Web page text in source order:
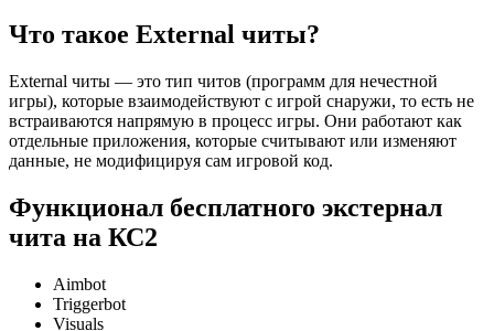
Что такое External читы?
External читы — это тип читов (программ для нечестной
игры), которые взаимодействуют с игрой снаружи, то есть не
встраиваются напрямую в процесс игры. Они работают как
отдельные приложения, которые считывают или изменяют
данные, не модифицируя сам игровой код.
Функционал бесплатного экстернал
чита на КС2
Aimbot
Triggerbot
Visuals